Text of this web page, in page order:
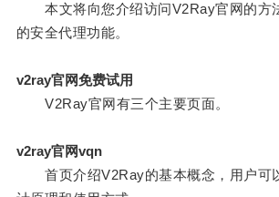
本文将向您介绍访问V2Ray官网的方
的安全代理功能。
v2ray官网免费试用
V2Ray官网有三个主要页面。
v2ray官网vqn
首页介绍V2Ray的基本概念，用户可